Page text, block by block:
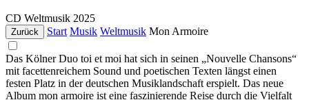
CD Weltmusik 2025
Zurück Start Musik Weltmusik Mon Armoire
Das Kölner Duo toi et moi hat sich in seinen „Nouvelle Chansons“
mit facettenreichem Sound und poetischen Texten längst einen
festen Platz in der deutschen Musiklandschaft erspielt. Das neue
Album mon armoire ist eine faszinierende Reise durch die Vielfalt